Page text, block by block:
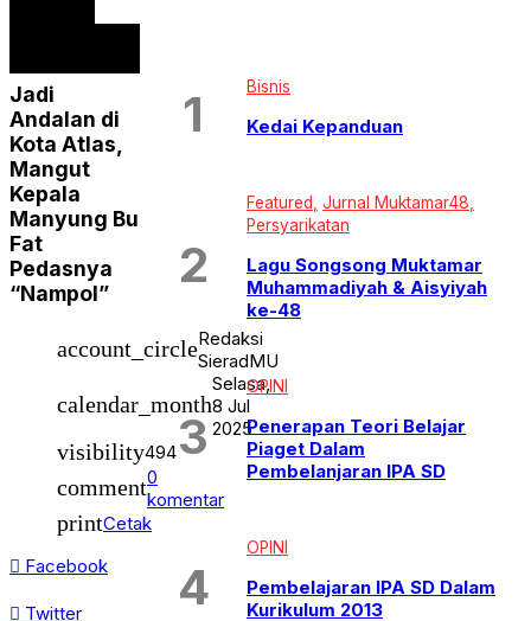
Klaten
KRONIK
LEBARAN SEHAT DAN AMAN
News
OPINI
Opini Kiprah
PAGELARAN
PATROLI
PEMILUSERENTAK2024
Persyarikatan
Pilkada Serentak
public
Ramadhan Karem
REPORTASE HAJI
SEPUTAR JOGJA
Solo Raya
SPORT
Uncategorized
WISATA & KULINER
Jadi
Andalan di
Kota Atlas,
Mangut
Kepala
Manyung Bu
Fat
Pedasnya
“Nampol”
account_circleRedaksi
SieradMU
calendar_month
Selasa,
8 Jul
2025
visibility494
comment0
komentar
printCetak
Facebook
Twitter
Bisnis
Kedai Kepanduan
Featured Jurnal Muktamar48
Persyarikatan
Lagu Songsong Muktamar
Muhammadiyah & Aisyiyah
ke-48
OPINI
Penerapan Teori Belajar
Piaget Dalam
Pembelanjaran IPA SD
OPINI
Pembelajaran IPA SD Dalam
Kurikulum 2013